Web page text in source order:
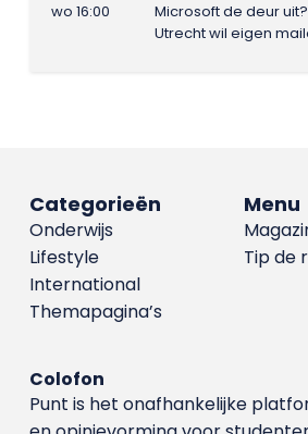
wo 16:00
Microsoft de deur
Utrecht wil eigen
Menu
Tip de
Categorieën
Onderwijs
Lifestyle
International
Themapagina’s
Colofon
Punt is het onafhankelijke